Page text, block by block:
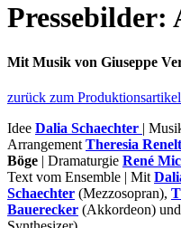
Pressebilder:
Mit Musik von Giuseppe
zurück zum Produktionsartikel
Idee Dalia Schaechter |
Arrangement Theresia Renelt
Böge | Dramaturgie René
Text vom Ensemble | Mit
Schaechter (Mezzosopran),
Bauerecker (Akkordeon) und